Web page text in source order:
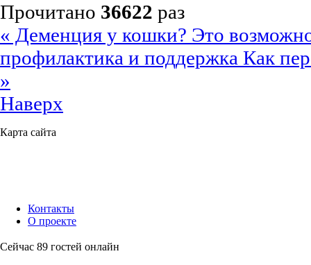
Прочитано 36622 раз
« Деменция у кошки? Это
профилактика и поддержка Как
»
Наверх
Карта сайта
Контакты
О проекте
Сейчас 89 гостей онлайн